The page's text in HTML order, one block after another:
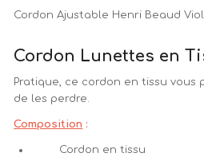
Cordon Ajustable Henri Beaud
Cordon Lunettes en
Pratique, ce cordon en tissu
de les perdre.
Composition :
Cordon en tissu